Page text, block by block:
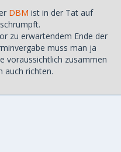
DBM ist in der Tat auf
zu erwartendem Ende der
muss man ja
voraussichtlich zusammen
auch richten.